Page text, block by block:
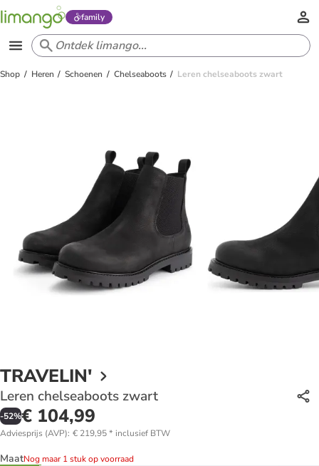
family
Shop Heren Schoenen Chelseaboots Leren chelseaboots zwart
TRAVELIN'
Leren chelseaboots zwart
-52%€ 104,99
Adviesprijs (AVP): € 219,95* inclusief BTW
MaatNog maar 1 stuk op voorraad